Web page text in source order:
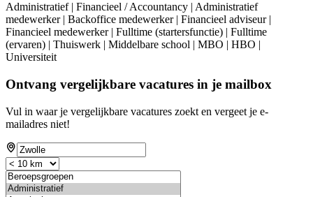
Administratief | Financieel / Accountancy | Administratief
medewerker | Backoffice medewerker | Financieel adviseur |
Financieel medewerker | Fulltime (startersfunctie) | Fulltime
(ervaren) | Thuiswerk | Middelbare school | MBO | HBO |
Universiteit
Ontvang vergelijkbare vacatures in je mailbox
Vul in waar je vergelijkbare vacatures zoekt en vergeet je e-
mailadres niet!